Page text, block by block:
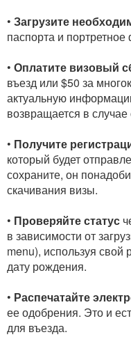
• Загрузите
паспорта и портретное
• Оплатите визовый
въезд или $50 за
актуальную
возвращается в случае
• Получите
который будет
сохраните, он
скачивания визы.
• Проверяйте статус
в зависимости от
menu), используя свой
дату рождения.
• Распечатайте
ее одобрения. Это и
для въезда.